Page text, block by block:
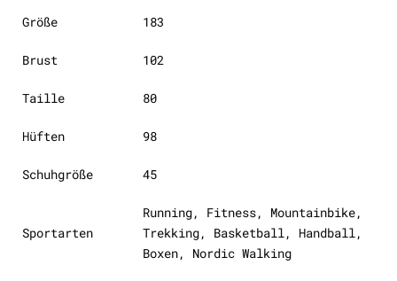
Größe 183
Brust 102
Taille 80
Hüften 98
Schuhgröße 45
Sportarten
Running, Fitness, Mountainbike,
Trekking, Basketball, Handball,
Boxen, Nordic Walking